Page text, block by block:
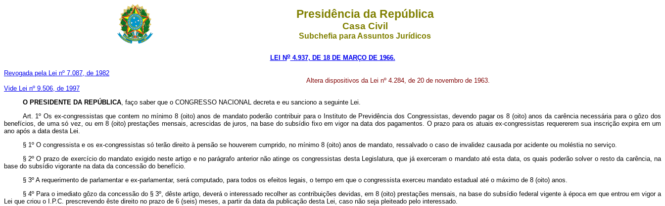
Presidência da República
Casa Civil
Subchefia para Assuntos Jurídicos
LEI No4.937, DE 18 DE MARÇO DE 1966.
Revogada pela Lei nº 7.087, de 1982
Vide Lei nº 9.506, de 1997
Altera dispositivos da Lei nº 4.284, de 20 de novembro de 1963.
O PRESIDENTE DA REPÚBLICA, faço saber que o CONGRESSO NACIONAL decreta e eu sanciono a seguinte Lei.
Art. 1º Os ex-congressistas que contem no mínimo 8 (oito) anos de mandato poderão contribuir para o Instituto de Previdência dos Congressistas, devendo pagar os 8 (oito) anos da carência necessária para o gôzo dos
benefícios, de uma só vez, ou em 8 (oito) prestações mensais, acrescidas de juros, na base do subsídio fixo em vigor na data dos pagamentos. O prazo para os atuais ex-congressistas requererem sua inscrição expira em um
ano após a data desta Lei.
§ 1º O congressista e os ex-congressistas só terão direito à pensão se houverem cumprido, no mínimo 8 (oito) anos de mandato, ressalvado o caso de invalidez causada por acidente ou moléstia no serviço.
§ 2º O prazo de exercício do mandato exigido neste artigo e no parágrafo anterior não atinge os congressistas desta Legislatura, que já exerceram o mandato até esta data, os quais poderão solver o resto da carência, na
base do subsídio vigorante na data da concessão do benefício.
§ 3º A requerimento de parlamentar e ex-parlamentar, será computado, para todos os efeitos legais, o tempo em que o congressista exerceu mandato estadual até o máximo de 8 (oito) anos.
§ 4º Para o imediato gôzo da concessão do § 3º, dêste artigo, deverá o interessado recolher as contribuições devidas, em 8 (oito) prestações mensais, na base do subsídio federal vigente à época em que entrou em vigor a
Lei que criou o I.P.C. prescrevendo êste direito no prazo de 6 (seis) meses, a partir da data da publicação desta Lei, caso não seja pleiteado pelo interessado.